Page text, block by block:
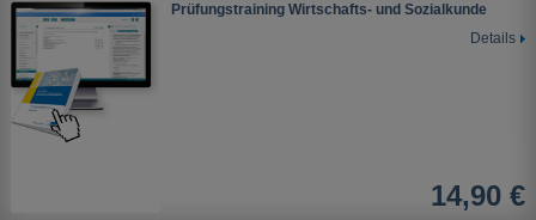
Prüfungstraining Wirtschafts- und Sozialkunde
Details
14,90 €